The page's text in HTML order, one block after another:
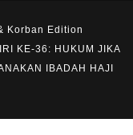
Korban Edition
KE-36: HUKUM JIKA
IBADAH HAJI